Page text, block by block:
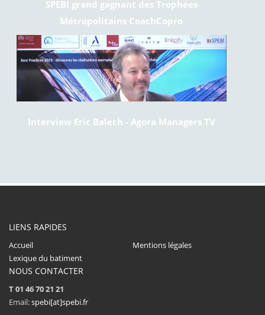
SPEBI grand gagnant des Trophées
Métropolitains CoachCopro
Interview Eric Balech - Agora Managers TV
LIENS RAPIDES
Accueil
Mentions légales
Lexique du batiment
NOUS CONTACTER
T 01 46 70 21 21
Email:spebi[at]spebi.fr